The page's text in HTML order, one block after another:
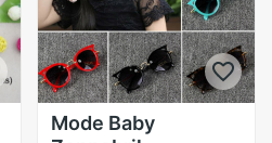
Mode Baby